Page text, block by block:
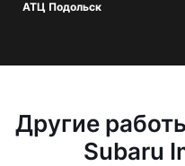
АТЦ Подольск
Другие
Subaru